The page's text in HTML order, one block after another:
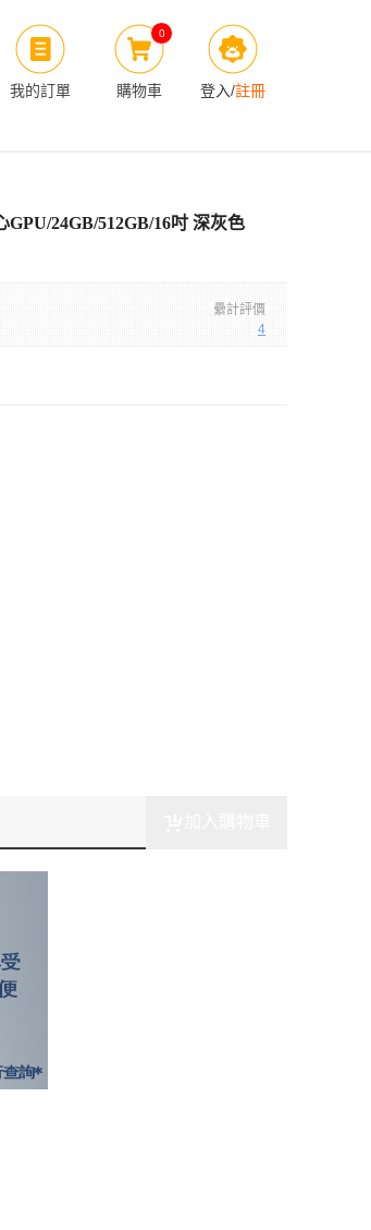
我的訂單
0
購物車 登入/註冊
24GB/512GB/16吋 深灰色
纍計評價
4